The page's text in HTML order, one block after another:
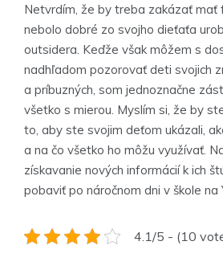
Netvrdím, že by treba zakázať mať
nebolo dobré zo svojho dieťaťa
outsidera. Keďže však môžem s
nadhľadom pozorovať deti svojich
a príbuzných, som jednoznačne
všetko s mierou. Myslím si, že by
to, aby ste svojim deťom ukázali,
a na čo všetko ho môžu využívať.
získavanie nových informácií k ich
pobaviť po náročnom dni v škole na
4.1/5 - (10